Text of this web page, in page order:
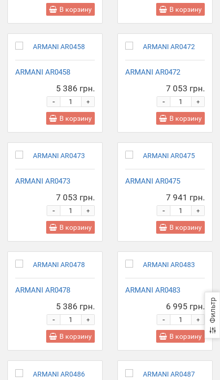
Фильтр
В корзину В корзину
ARMANI AR0458
5 386 грн.
+
-
В корзину
ARMANI AR0472
7 053 грн.
+
-
В корзину
ARMANI AR0473
7 053 грн.
+
-
В корзину
ARMANI AR0475
7 941 грн.
+
-
В корзину
ARMANI AR0478
5 386 грн.
+
-
В корзину
ARMANI AR0483
6 995 грн.
+
-
В корзину